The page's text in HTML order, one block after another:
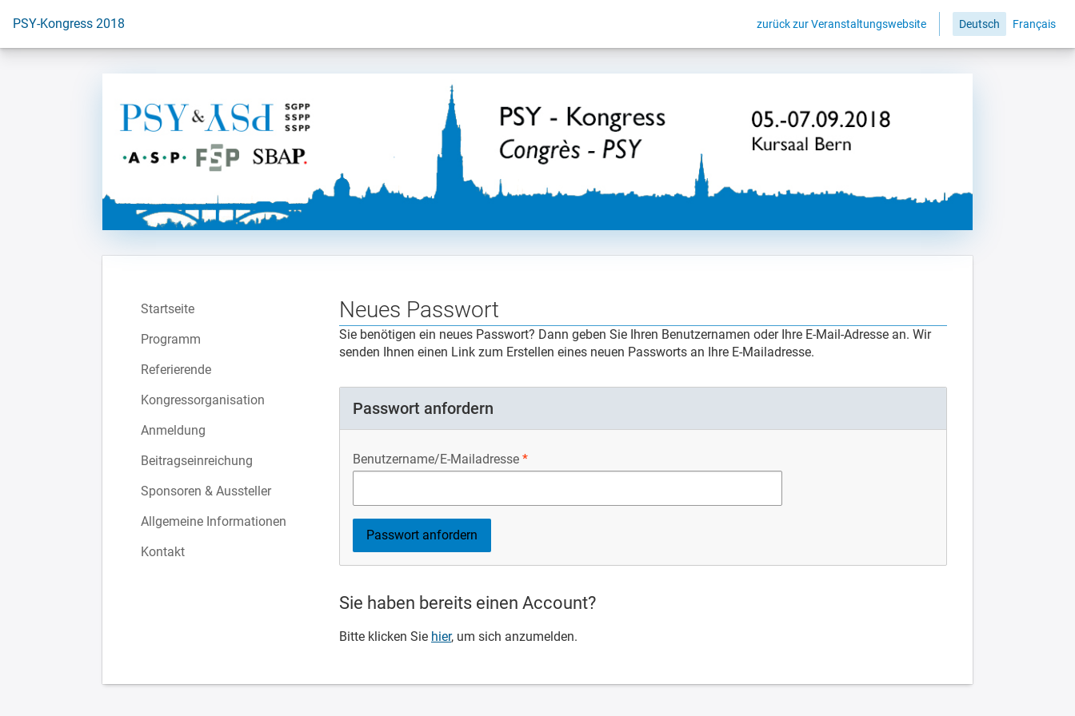
Zur Startseite
PSY-Kongress 2018 zurück zur Veranstaltungswebsite Deutsch Français
Startseite
Programm
Referierende
Kongressorganisation
Anmeldung
Beitragseinreichung
Sponsoren & Aussteller
Allgemeine Informationen
Kontakt
Neues Passwort
Sie benötigen ein neues Passwort? Dann geben Sie Ihren Benutzernamen oder Ihre E-Mail-Adresse an. Wir
senden Ihnen einen Link zum Erstellen eines neuen Passworts an Ihre E-Mailadresse.
Passwort anfordern
Benutzername/E-Mailadresse
Sie haben bereits einen Account?
Bitte klicken Sie hier, um sich anzumelden.